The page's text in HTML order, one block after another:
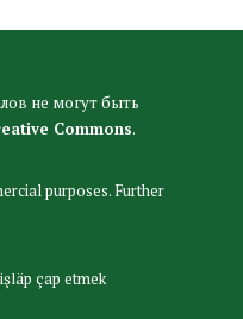
не могут быть
Commons.
purposes. Further
çap etmek